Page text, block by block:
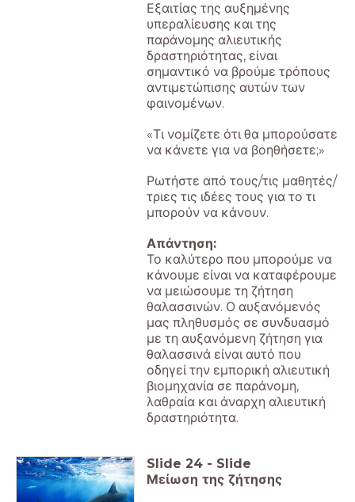
Εξαιτίας της αυξημένης
υπεραλίευσης και της
παράνομης αλιευτικής
δραστηριότητας, είναι
σημαντικό να βρούμε τρόπους
αντιμετώπισης αυτών των
φαινομένων.
«Τι νομίζετε ότι θα μπορούσατε
να κάνετε για να βοηθήσετε;»
Ρωτήστε από τους/τις μαθητές/
τριες τις ιδέες τους για το τι
μπορούν να κάνουν.
Απάντηση:
Το καλύτερο που μπορούμε να
κάνουμε είναι να καταφέρουμε
να μειώσουμε τη ζήτηση
θαλασσινών. Ο αυξανόμενός
μας πληθυσμός σε συνδυασμό
με τη αυξανόμενη ζήτηση για
θαλασσινά είναι αυτό που
οδηγεί την εμπορική αλιευτική
βιομηχανία σε παράνομη,
λαθραία και άναρχη αλιευτική
δραστηριότητα.
Slide 24 - Slide
Μείωση της ζήτησης